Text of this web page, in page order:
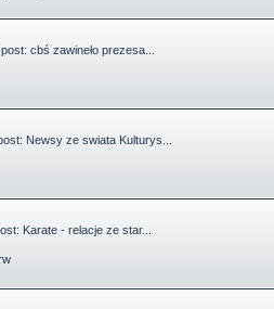
cbś zawineło prezesa...
Newsy ze swiata Kulturys...
Karate - relacje ze star...